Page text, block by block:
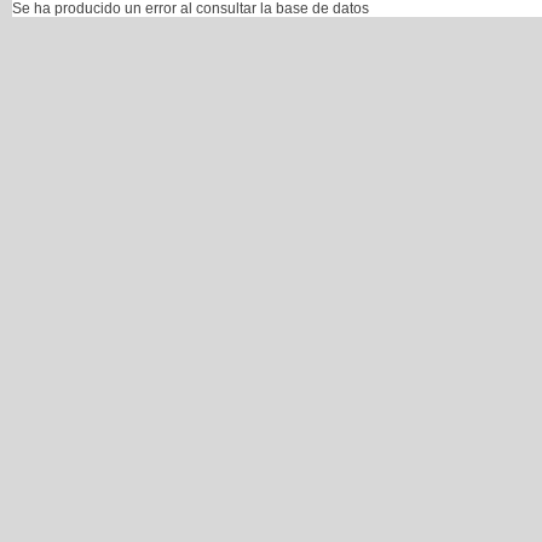
Se ha producido un error al consultar la base de datos